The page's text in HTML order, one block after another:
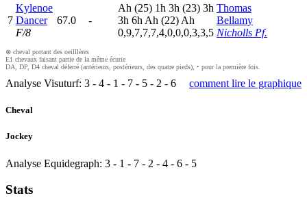
7
Kylenoe
Dancer
F/8
67.0 -
Ah (25) 1h 3h (23) 3h
3h 6h Ah (22) Ah
0,9,7,7,7,4,0,0,0,3,3,5
Thomas
Bellamy
Nicholls Pf.
⊗ cheval portant des oeilllères
E1 chevaux faisant partie de la même écurie
DA, DP, D4 cheval déferré (antérieurs, postérieurs, des quatre pieds), • pour la première fois.
Analyse Visuturf: 3 - 4 - 1 - 7 - 5 - 2 - 6 comment lire le graphique
Cheval
Jockey
Analyse Equidegraph: 3 - 1 - 7 - 2 - 4 - 6 - 5
Stats